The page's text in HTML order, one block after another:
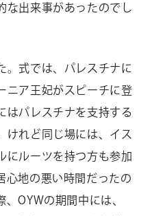
出来事があったのでし
。式では、パレスチナに
ニア王妃がスピーチに登
はパレスチナを支持する
けれど同じ場には、イス
にルーツを持つ方も参加
心地の悪い時間だったの
OYWの期間中には、